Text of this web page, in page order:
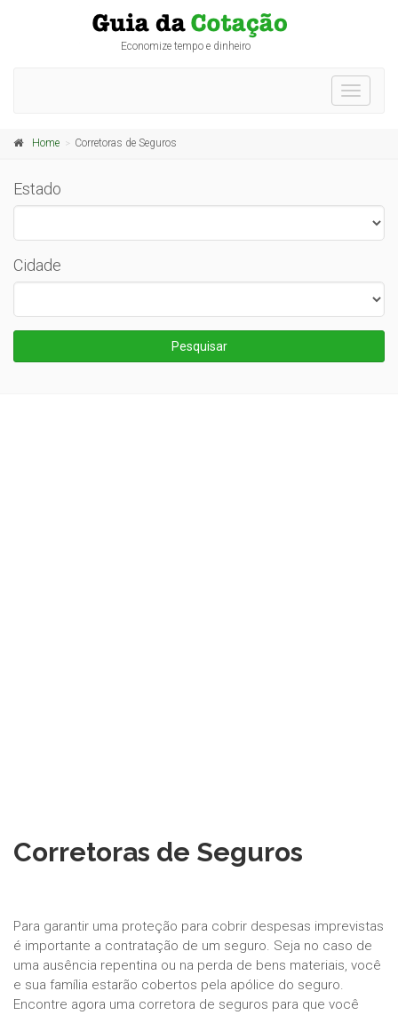
Economize tempo e dinheiro
Toggle
Home Corretoras de Seguros
Estado
Cidade
Pesquisar
Corretoras de Seguros
Para garantir uma proteção para cobrir despesas imprevistas
é importante a contratação de um seguro. Seja no caso de
uma ausência repentina ou na perda de bens materiais, você
e sua família estarão cobertos pela apólice do seguro.
Encontre agora uma corretora de seguros para que você